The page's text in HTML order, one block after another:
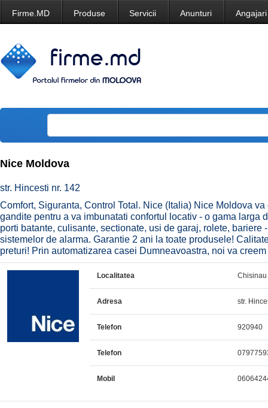
Firme.MD Produse Servicii Anunturi Angajari
Nice Moldova
str. Hincesti nr. 142
Comfort, Siguranta, Control Total. Nice (Italia) Nice Moldova
gandite pentru a va imbunatati confortul locativ - o gama larga
porti batante, culisante, sectionate, usi de garaj, rolete, bariere
sistemelor de alarma. Garantie 2 ani la toate produsele!
preturi! Prin automatizarea casei Dumneavoastra, noi va
Localitatea Chisinau
Adresa str.
Telefon 920940
Telefon
Mobil